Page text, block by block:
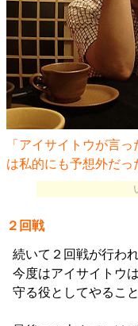
「アイサイトウが言
は私的にも予想外だっ
２回戦
続いて２回戦が行われ
今度はアイサイトウ
守る役としてやること